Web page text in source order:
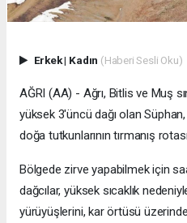
Erkek| Kadın (Haberi Sesli Oku)
AĞRI (AA) - Ağrı, Bitlis ve Muş
yüksek 3'üncü dağı olan Süphan,
doğa tutkunlarının tırmanış
Bölgede zirve yapabilmek için
dağcılar, yüksek sıcaklık
yürüyüşlerini, kar örtüsü